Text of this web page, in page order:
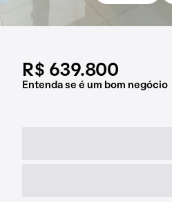
R$ 639.800
Entenda se é um bom negócio